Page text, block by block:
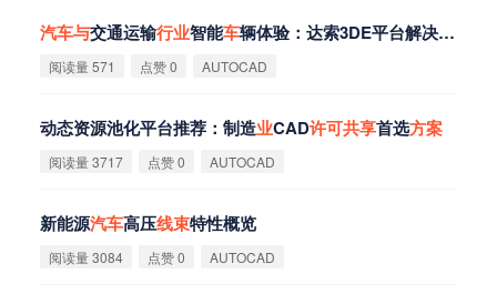
汽车与交通运输行业智能车辆体验：达索3DE平台解决方
阅读量 571 点赞 0 AUTOCAD
动态资源池化平台推荐：制造业CAD许可共享首选方案
阅读量 3717 点赞 0 AUTOCAD
新能源汽车高压线束特性概览
阅读量 3084 点赞 0 AUTOCAD